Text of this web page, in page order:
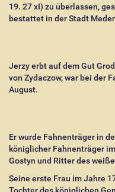
19. 27 xI) zu überlassen,
bestattet in der Stadt
Jerzy erbt auf dem Gut
von Zydaczow, war bei der
August.
Er wurde Fahnenträger in
königlicher Fahnenträger
Gostyn und Ritter des
Seine erste Frau im Jahre